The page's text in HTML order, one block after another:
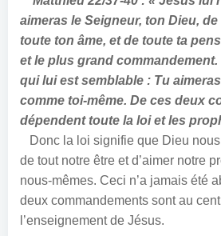
aimeras le Seigneur, ton Dieu,
toute ton âme, et de toute ta
et le plus grand
qui lui est semblable : Tu
comme toi-même. De ces deux
dépendent toute la loi et les
Donc la loi signifie que Dieu
de tout notre être et d’aimer notre
nous-mêmes. Ceci n’a jamais été
deux commandements sont au
l’enseignement de Jésus.